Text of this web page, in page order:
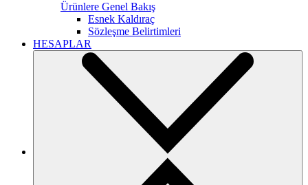
Ürünlere Genel Bakış
Esnek Kaldıraç
Sözleşme Belirtimleri
HESAPLAR